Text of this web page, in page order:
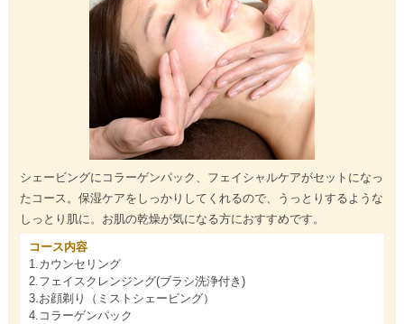
シェービングにコラーゲンパック、フェイシャルケアがセットになっ
たコース。保湿ケアをしっかりしてくれるので、うっとりするような
しっとり肌に。お肌の乾燥が気になる方におすすめです。
コース内容
1.カウンセリング
2.フェイスクレンジング(ブラシ洗浄付き)
3.お顔剃り（ミストシェービング）
4.コラーゲンパック